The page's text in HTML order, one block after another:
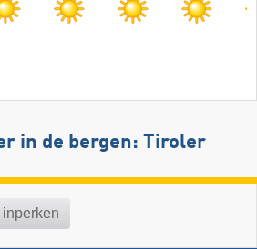
in de bergen: Tiroler
inperken